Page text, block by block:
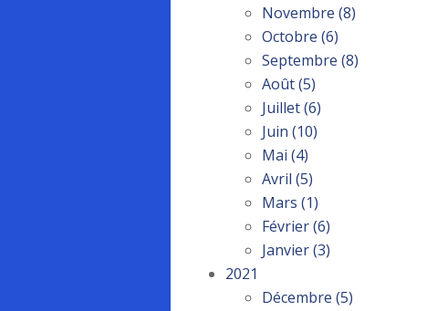
Novembre (8)
Octobre (6)
Septembre (8)
Août(5)
Juillet(6)
Juin (10)
Mai (4)
Avril (5)
Mars (1)
Février(6)
Janvier(3)
2021
Décembre (5)